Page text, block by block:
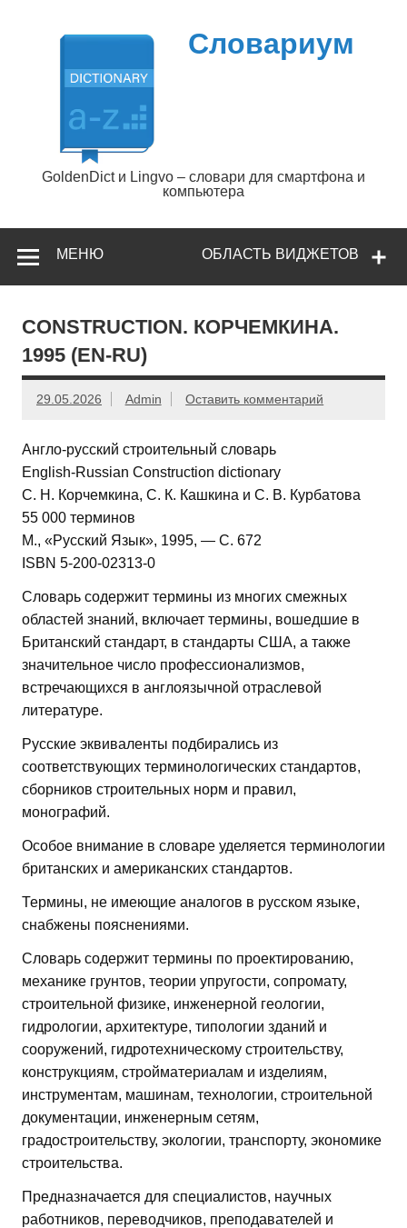
содержимому
Словариум
GoldenDict и Lingvo – словари для смартфона и
компьютера
ОБЛАСТЬ ВИДЖЕТОВ
МЕНЮ
CONSTRUCTION. КОРЧЕМКИНА.
1995 (EN-RU)
29.05.2026 Admin Оставить комментарий
Англо-русский строительный словарь
English-Russian Construction dictionary
С. Н. Корчемкина, С. К. Кашкина и С. В. Курбатова
55 000 терминов
М., «Русский Язык», 1995, — С. 672
ISBN 5-200-02313-0
Словарь содержит термины из многих смежных
областей знаний, включает термины, вошедшие в
Британский стандарт, в стандарты США, а также
значительное число профессионализмов,
встречающихся в англоязычной отраслевой
литературе.
Русские эквиваленты подбирались из
соответствующих терминологических стандартов,
сборников строительных норм и правил,
монографий.
Особое внимание в словаре уделяется терминологии
британских и американских стандартов.
Термины, не имеющие аналогов в русском языке,
снабжены пояснениями.
Словарь содержит термины по проектированию,
механике грунтов, теории упругости, сопромату,
строительной физике, инженерной геологии,
гидрологии, архитектуре, типологии зданий и
сооружений, гидротехническому строительству,
конструкциям, стройматериалам и изделиям,
инструментам, машинам, технологии, строительной
документации, инженерным сетям,
градостроительству, экологии, транспорту, экономике
строительства.
Предназначается для специалистов, научных
работников, переводчиков, преподавателей и